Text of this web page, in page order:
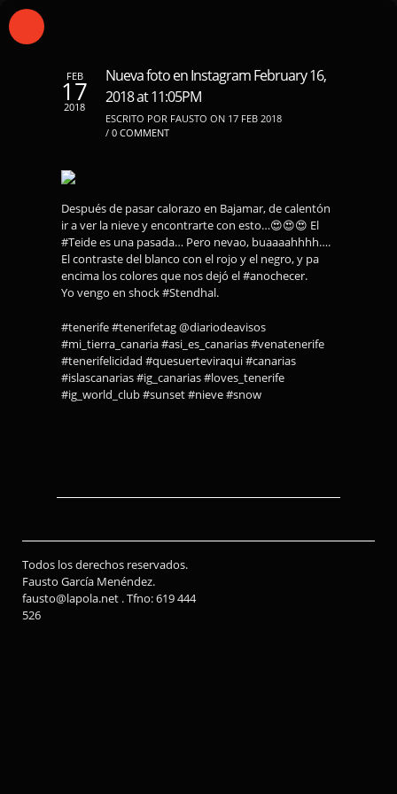
FEB
17
2018
Nueva foto en Instagram February 16,
2018 at 11:05PM
ESCRITO POR FAUSTO ON 17 FEB 2018
/ 0 COMMENT
Después de pasar calorazo en Bajamar, de calentón
ir a ver la nieve y encontrarte con esto…😍😍😍 El
#Teide es una pasada… Pero nevao, buaaaahhhh….
El contraste del blanco con el rojo y el negro, y pa
encima los colores que nos dejó el #anochecer.
Yo vengo en shock #Stendhal.
#tenerife #tenerifetag @diariodeavisos
#mi_tierra_canaria #asi_es_canarias #venatenerife
#tenerifelicidad #quesuerteviraqui #canarias
#islascanarias #ig_canarias #loves_tenerife
#ig_world_club #sunset #nieve #snow
Todos los derechos reservados.
Fausto García Menéndez.
fausto@lapola.net . Tfno: 619 444
526